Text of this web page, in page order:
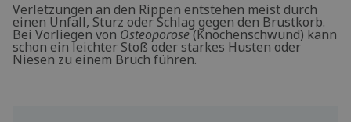
Verletzungen an den Rippen entstehen meist durch
einen Unfall, Sturz oder Schlag gegen den Brustkorb.
Bei Vorliegen von Osteoporose(Knochenschwund) kann
schon ein leichter Stoß oder starkes Husten oder
Niesen zu einem Bruch führen.